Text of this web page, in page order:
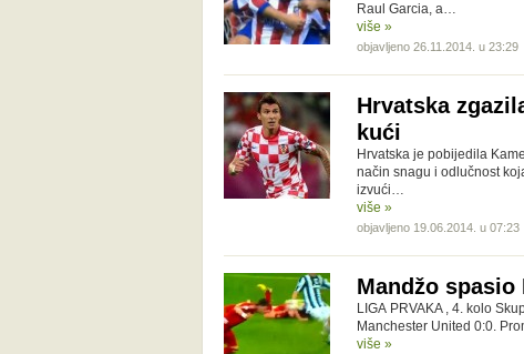
Raul Garcia, a…
više »
objavljeno 26.11.2014. u 23:29
Hrvatska
kući
Hrvatska je pobijedila
način snagu i odlučnost
izvući…
više »
objavljeno 19.06.2014. u 07:23
Mandžo
LIGA PRVAKA , 4. kolo
Manchester United 0:0.
više »